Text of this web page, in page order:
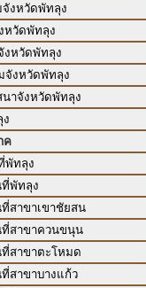
จังหวัดพัทลุง
หวัดพัทลุง
งหวัดพัทลุง
จังหวัดพัทลุง
นาจังหวัดพัทลุง
ง
ค
พัทลุง
ที่พัทลุง
สาขาเขาชัยสน
ที่สาขาควนขนุน
ที่สาขาตะโหมด
สาขาบางแก้ว